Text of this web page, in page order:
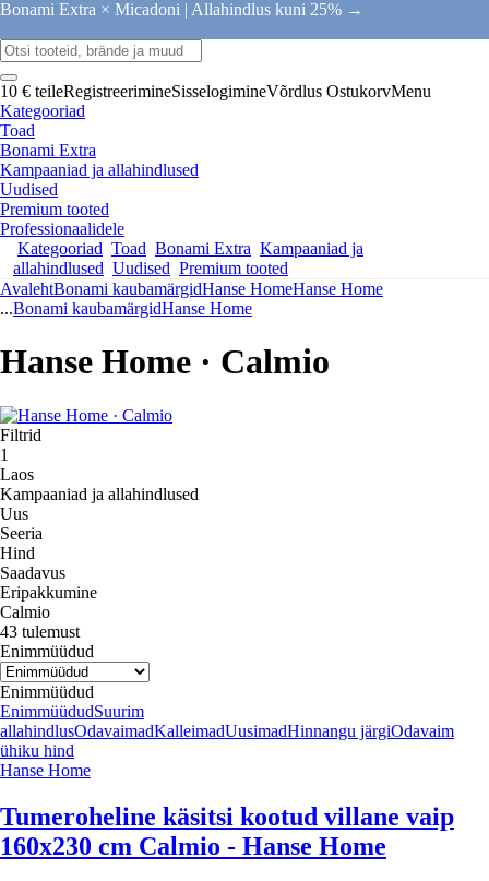
Bonami Extra × Micadoni | Allahindlus kuni 25% →
10 € teileRegistreerimineSisselogimineVõrdlus OstukorvMenu
Kategooriad
Toad
Bonami Extra
Kampaaniad ja allahindlused
Uudised
Premium tooted
Professionaalidele
Kategooriad Toad Bonami Extra Kampaaniad ja
allahindlused Uudised Premium tooted
AvalehtBonami kaubamärgidHanse HomeHanse Home
...Bonami kaubamärgidHanse Home
Hanse Home · Calmio
Filtrid
1
Laos
Kampaaniad ja allahindlused
Uus
Seeria
Hind
Saadavus
Eripakkumine
Calmio
43 tulemust
Enimmüüdud
Enimmüüdud
EnimmüüdudSuurim
allahindlusOdavaimadKalleimadUusimadHinnangu järgiOdavaim
ühiku hind
Hanse Home
Tumeroheline käsitsi kootud villane vaip
160x230 cm Calmio - Hanse Home